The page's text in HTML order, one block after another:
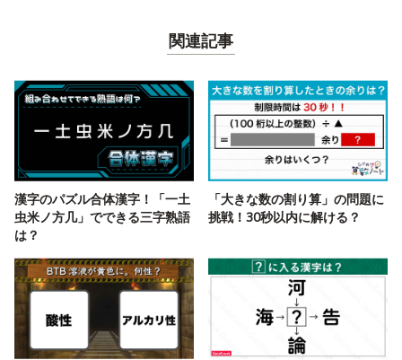
関連記事
漢字のパズル合体漢字！「一土
虫米ノ方几」でできる三字熟語
は？
「大きな数の割り算」の問題に
挑戦！30秒以内に解ける？